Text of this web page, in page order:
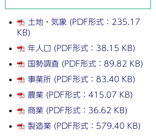
土地・気象 (PDF形式：235.17
KB)
年人口 (PDF形式：38.15 KB)
国勢調査 (PDF形式：89.82 KB)
事業所 (PDF形式：83.40 KB)
農業 (PDF形式：415.07 KB)
商業 (PDF形式：36.62 KB)
製造業 (PDF形式：579.40 KB)